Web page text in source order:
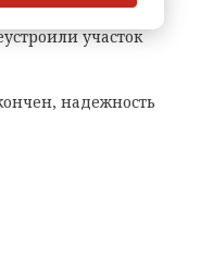
новую обвязку
участок
надежность